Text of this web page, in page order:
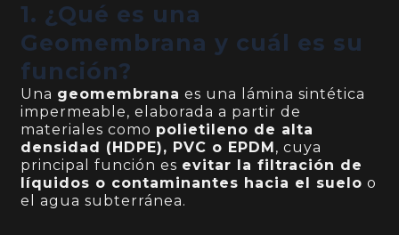
1. ¿Qué es una
Geomembrana y cuál es su
función?
Una geomembrana es una lámina sintética
impermeable, elaborada a partir de
materiales como polietileno de alta
densidad (HDPE), PVC o EPDM, cuya
principal función es evitar la filtración de
líquidos o contaminantes hacia el suelo o
el agua subterránea.